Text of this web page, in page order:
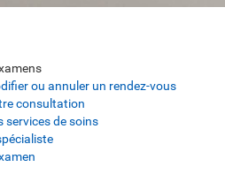
ou annuler un rendez-vous
consultation
services de soins